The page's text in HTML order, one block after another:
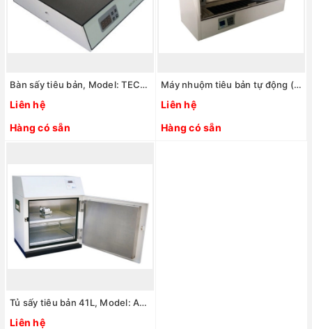
Bàn sấy tiêu bản, Model: TEC2602, Hãng: Amos Scientific - Úc
Liên hệ
Hàng có sẵn
Máy nhuộm tiêu bản tự động (hệ thống kín), Model: ASS190, Hãng: Amos Scientific - Úc
Liên hệ
Hàng có sẵn
Tủ sấy tiêu bản 41L, Model: ADO260, Hãng: Amos Scientific - Úc
Liên hệ